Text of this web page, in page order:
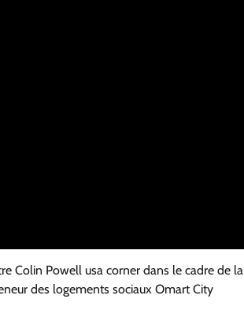
Colin Powell usa corner dans le cadre de la
des logements sociaux Omart City